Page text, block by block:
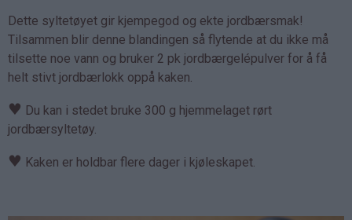
Dette syltetøyet gir kjempegod og ekte jordbærsmak!
Tilsammen blir denne blandingen så flytende at du ikke må
tilsette noe vann og bruker 2 pk jordbærgelépulver for å få
helt stivt jordbærlokk oppå kaken.
♥ Du kan i stedet bruke 300 g hjemmelaget rørt
jordbærsyltetøy.
♥ Kaken er holdbar flere dager i kjøleskapet.